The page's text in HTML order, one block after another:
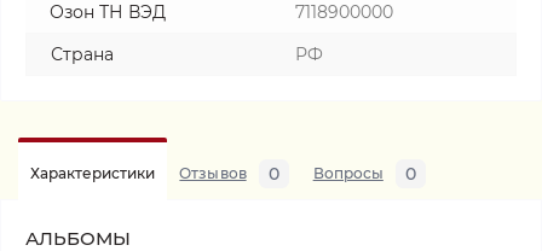
Озон ТН ВЭД
7118900000
Страна
РФ
Характеристики Отзывов 0 Вопросы 0
АЛЬБОМЫ